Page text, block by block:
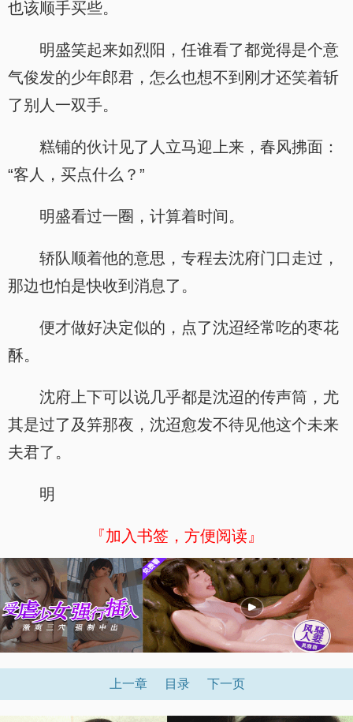
也该顺手买些。
明盛笑起来如烈阳，任谁看了都觉得是个意
气俊发的少年郎君，怎么也想不到刚才还笑着斩
了别人一双手。
糕铺的伙计见了人立马迎上来，春风拂面：
“客人，买点什么？”
明盛看过一圈，计算着时间。
轿队顺着他的意思，专程去沈府门口走过，
那边也怕是快收到消息了。
便才做好决定似的，点了沈迢经常吃的枣花
酥。
沈府上下可以说几乎都是沈迢的传声筒，尤
其是过了及笄那夜，沈迢愈发不待见他这个未来
夫君了。
明
『加入书签，方便阅读』
上一章 目录 下一页